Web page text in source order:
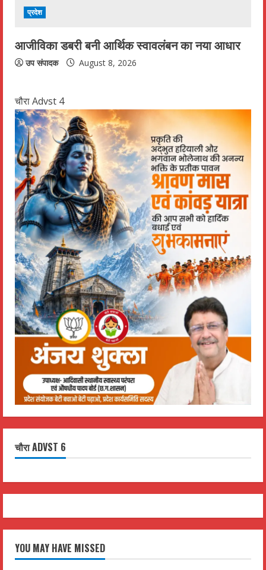
प्रदेश
आजीविका डबरी बनी आर्थिक स्वावलंबन का नया आधार
उप संपादक August 8, 2026
चौरा Advst 4
चौरा ADVST 6
YOU MAY HAVE MISSED